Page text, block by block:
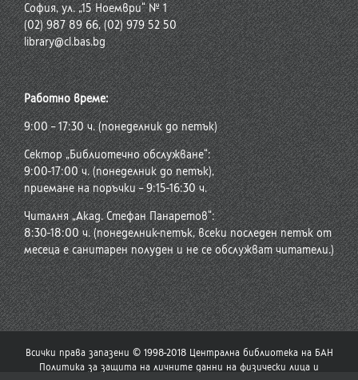
София, ул. „15 Ноември“ № 1
(02) 987 89 66, (02) 979 52 50
library@cl.bas.bg
Работно време:
9:00 – 17:30 ч. (понеделник до петък)
Сектор „Библиотечно обслужване“:
9:00-17:00 ч. (понеделник до петък),
приемане на поръчки – 9:15-16:30 ч.
Читалня „Акад. Стефан Панаретов“:
8:30-18:00 ч. (понеделник-петък, всеки последен петък от
месеца е санитарен полуден и не се обслужват читатели.)
Всички права запазени © 1998-2018 Централна библиотека на БАН
Политика за защита на личните данни на физически лица и